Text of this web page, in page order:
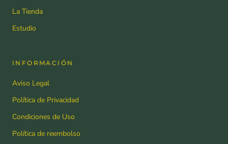
La Tienda
Estudio
INFORMACIÓN
Aviso Legal
Política de Privacidad
Condiciones de Uso
Política de reembolso